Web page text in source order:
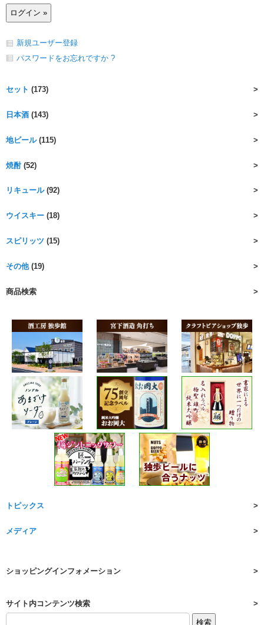
新規ユーザー登録
パスワードをお忘れですか ?
セット (173)
日本酒 (143)
地ビール(115)
焼酎(52)
リキュール(92)
ウイスキー (18)
スピリッツ (15)
その他(19)
商品検索
トピックス
メディア
ショッピングインフォメーション
サイト内コンテンツ検索